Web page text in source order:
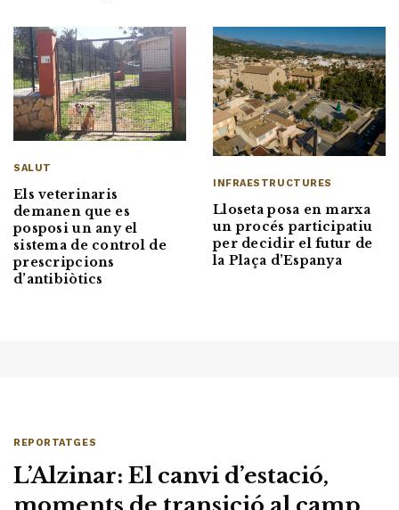
SALUT
Els veterinaris
demanen que es
posposi un any el
sistema de control de
prescripcions
d’antibiòtics
INFRAESTRUCTURES
Lloseta posa en marxa
un procés participatiu
per decidir el futur de
la Plaça d’Espanya
REPORTATGES
L’Alzinar: El canvi d’estació,